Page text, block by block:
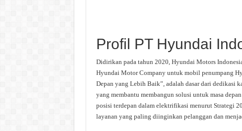
Profil PT Hyundai
Didirikan pada tahun 2020, Hyundai Motors
Hyundai Motor Company untuk mobil penumpang
Depan yang Lebih Baik”, adalah dasar dari dedikasi
yang membantu membangun solusi untuk masa
posisi terdepan dalam elektrifikasi menurut Strategi
layanan yang paling diinginkan pelanggan dan